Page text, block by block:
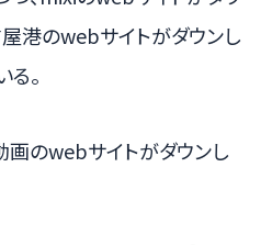
港のwebサイトがダウンし
。
のwebサイトがダウンし